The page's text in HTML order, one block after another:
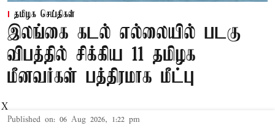
தமிழக செய்திகள்
இலங்கை கடல் எல்லையில் படகு
விபத்தில் சிக்கிய 11 தமிழக
மீனவர்கள் பத்திரமாக மீட்பு
Published on: 06 Aug 2026, 1:22 pm
X